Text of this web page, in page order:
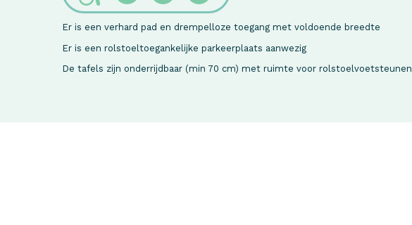
Er is een verhard pad en drempelloze toegang met voldoende breedte
Er is een rolstoeltoegankelijke parkeerplaats aanwezig
De tafels zijn onderrijdbaar (min 70 cm) met ruimte voor rolstoelvoetsteunen